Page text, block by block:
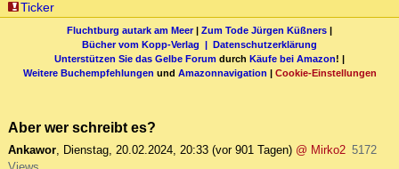
Ticker
Fluchtburg autark am Meer| Zum Tode Jürgen Küßners |
Bücher vom Kopp-Verlag | Datenschutzerklärung
Unterstützen Sie das Gelbe Forum durch Käufe bei Amazon! |
Weitere Buchempfehlungen und Amazonnavigation | Cookie-Einstellungen
Aber wer schreibt es?
Ankawor, Dienstag, 20.02.2024, 20:33 (vor 901 Tagen) @ Mirko2 5172